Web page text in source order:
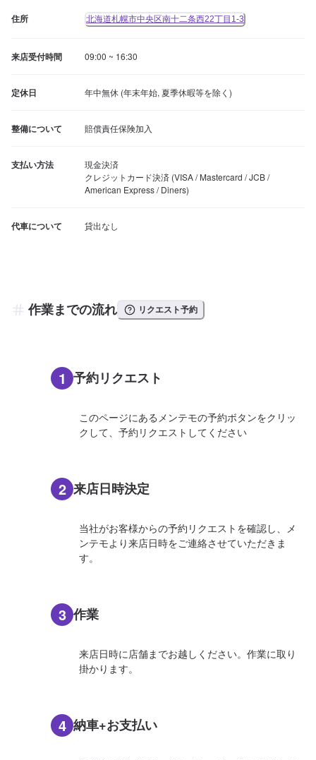
住所 北海道札幌市中央区南十二条西22丁目1-3
来店受付時間 09:00 ~ 16:30
定休日 年中無休 (年末年始, 夏季休暇等を除く)
整備について 賠償責任保険加入
支払い方法
現金決済
クレジットカード決済 (VISA / Mastercard / JCB /
American Express / Diners)
代車について 貸出なし
作業までの流れ リクエスト予約
1 予約リクエスト
このページにあるメンテモの予約ボタンをクリッ
クして、予約リクエストしてください
2 来店日時決定
当社がお客様からの予約リクエストを確認し、メ
ンテモより来店日時をご連絡させていただきま
す。
3 作業
来店日時に店舗までお越しください。作業に取り
掛かります。
4 納車+お支払い